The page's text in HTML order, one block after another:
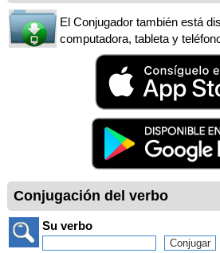
El Conjugador también está
computadora, tableta y
Conjugación del verbo
Su verbo